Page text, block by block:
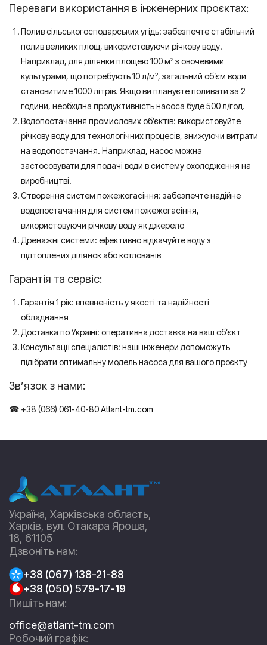
Переваги використання в інженерних проєктах:
Полив сільськогосподарських угідь: забезпечте стабільний
полив великих площ, використовуючи річкову воду.
Наприклад, для ділянки площею 100 м² з овочевими
культурами, що потребують 10 л/м², загальний об’єм води
становитиме 1000 літрів. Якщо ви плануєте поливати за 2
години, необхідна продуктивність насоса буде 500 л/год.
Водопостачання промислових об’єктів: використовуйте
річкову воду для технологічних процесів, знижуючи витрати
на водопостачання. Наприклад, насос можна
застосовувати для подачі води в систему охолодження на
виробництві.
Створення систем пожежогасіння: забезпечте надійне
водопостачання для систем пожежогасіння,
використовуючи річкову воду як джерело
Дренажні системи: ефективно відкачуйте воду з
підтоплених ділянок або котлованів
Гарантія та сервіс:
Гарантія 1 рік: впевненість у якості та надійності
обладнання
Доставка по Україні: оперативна доставка на ваш об’єкт
Консультації спеціалістів: наші інженери допоможуть
підібрати оптимальну модель насоса для вашого проєкту
Зв’язок з нами:
☎ +38 (066) 061-40-80Atlant-tm.com
Україна, Харківська область,
Харків, вул. Отакара Яроша,
18, 61105
Дзвоніть нам:
+38 (067) 138-21-88
+38 (050) 579-17-19
Пишіть нам:
office@atlant-tm.com
Робочий графік: